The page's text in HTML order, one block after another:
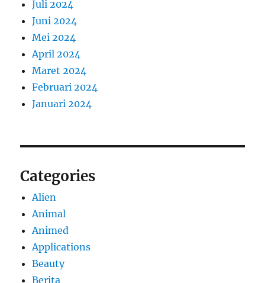
Juli 2024
Juni 2024
Mei 2024
April 2024
Maret 2024
Februari 2024
Januari 2024
Categories
Alien
Animal
Animed
Applications
Beauty
Berita